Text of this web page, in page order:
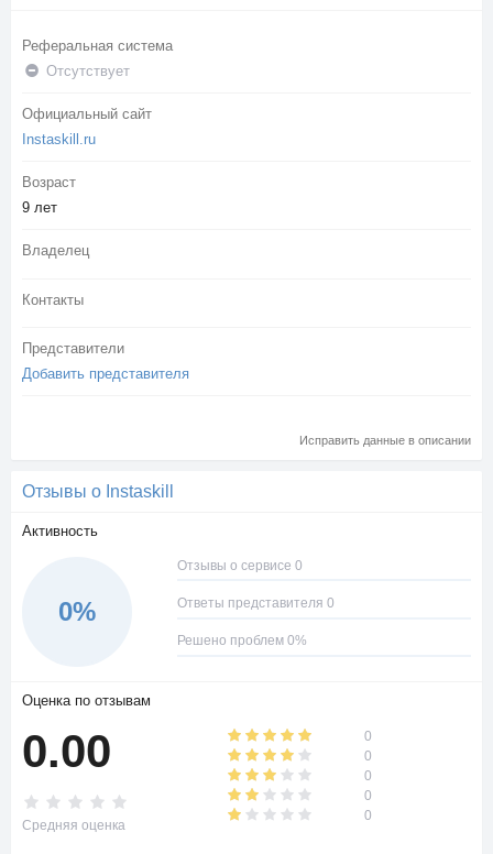
Реферальная система
Отсутствует
Официальный сайт
Instaskill.ru
Возраст
9 лет
Владелец
Контакты
Представители
Добавить представителя
Исправить данные в описании
Отзывы о Instaskill
Активность
0%
Отзывы о сервисе 0
Ответы представителя 0
Решено проблем 0%
Оценка по отзывам
0.00
Средняя оценка
0
0
0
0
0